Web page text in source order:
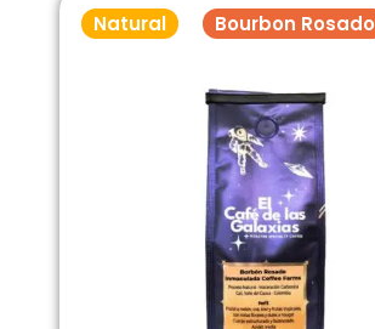
Natural Bourbon Rosado